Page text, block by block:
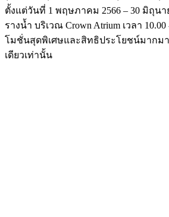
ตั้งแต่วันที่ 1 พฤษภาคม 2566 – 30 มิถุนา
รางน้ำ บริเวณ Crown Atrium เวลา
โมชั่นสุดพิเศษและสิทธิประโยชน์มากม
เดียวเท่านั้น